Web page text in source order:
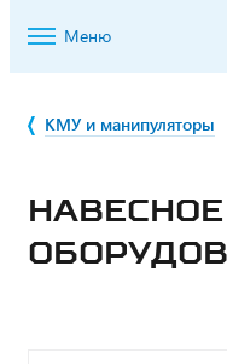
Меню
КМУ и манипуляторы
НАВЕСНОЕ